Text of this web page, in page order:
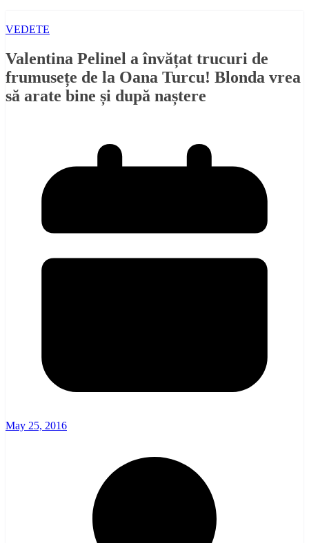
VEDETE
Valentina Pelinel a învățat trucuri de
frumusețe de la Oana Turcu! Blonda vrea
să arate bine și după naștere
May 25, 2016